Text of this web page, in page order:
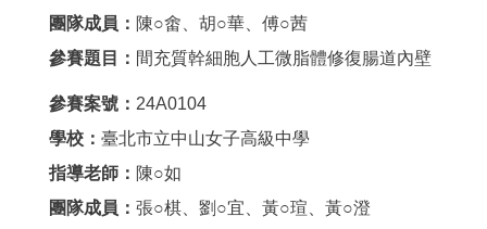
團隊成員： 陳○畬、胡○華、傅○茜
參賽題目： 間充質幹細胞人工微脂體修復腸道內壁
參賽案號： 24A0104
學校： 臺北市立中山女子高級中學
指導老師： 陳○如
團隊成員： 張○棋、劉○宜、黃○瑄、黃○澄